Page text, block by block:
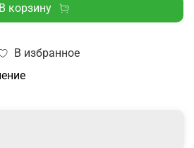
В избранное
В корзину